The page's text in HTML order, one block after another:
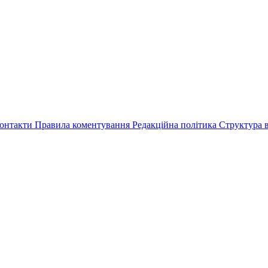
Правила коментування Редакційна політика Структура